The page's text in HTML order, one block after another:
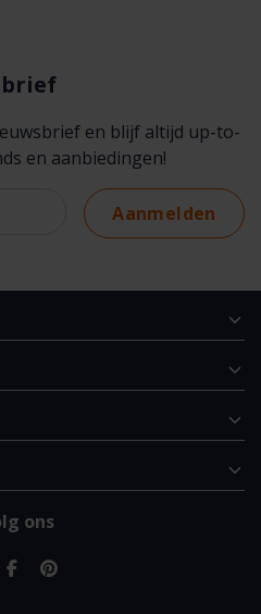
en blijf altijd up-to-
en aanbiedingen!
Aanmelden
ons